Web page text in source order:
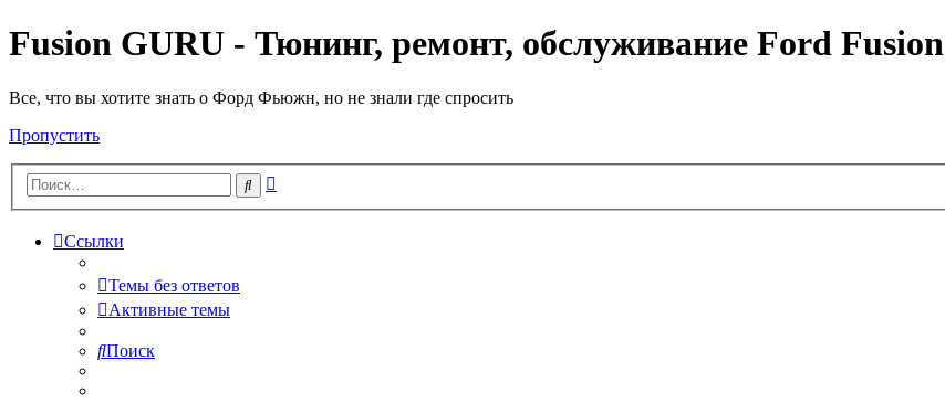
Fusion GURU - Тюнинг, ремонт, обслуживание Ford Fusion
Все, что вы хотите знать о Форд Фьюжн, но не знали где спросить
Пропустить
Поиск
Ссылки
Темы без ответов
Активные темы
Поиск